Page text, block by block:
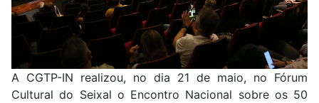
A CGTP-IN realizou, no dia 21 de maio, no Fórum
Cultural do Seixal o Encontro Nacional sobre os 50